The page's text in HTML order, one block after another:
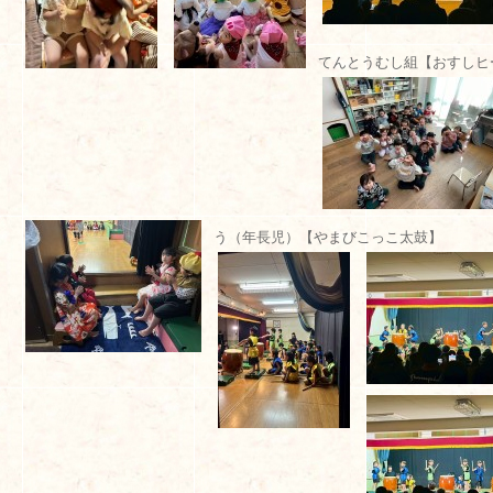
てんとうむし組【おすし
う（年長児）【やまびこっこ太鼓】